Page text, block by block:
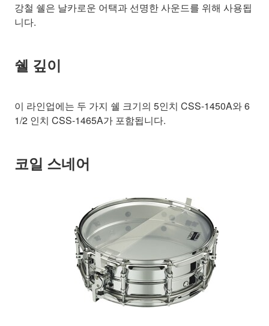
강철 쉘은 날카로운 어택과 선명한 사운드를 위해 사용됩
니다.
쉘 깊이
이 라인업에는 두 가지 쉘 크기의 5인치 CSS-1450A와 6
1/2 인치 CSS-1465A가 포함됩니다.
코일 스네어